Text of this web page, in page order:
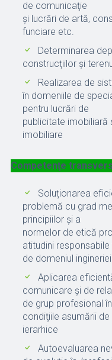
de comunicaţie
și lucrări de artă,
funciare etc.
Determinarea
construcţiilor şi
Realizarea de
în domeniile de
pentru lucrări de
publicitate imobiliară
imobiliare
Competenţe
Soluționarea
problemă cu grad
principiilor şi a
normelor de etică
atitudini
de domeniul
Aplicarea
comunicare şi de
de grup profesional în
condiţiile asumării
ierarhice
Autoevaluarea